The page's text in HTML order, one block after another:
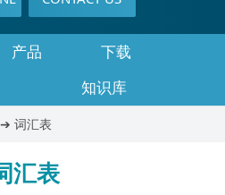
产品
下载
知识库
词汇表
汇表